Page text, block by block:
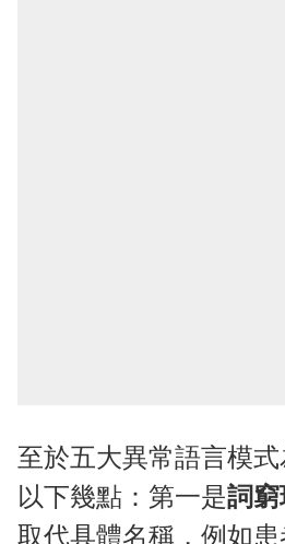
至於五大異常語言模
以下幾點：第一是詞
取代具體名稱，例如